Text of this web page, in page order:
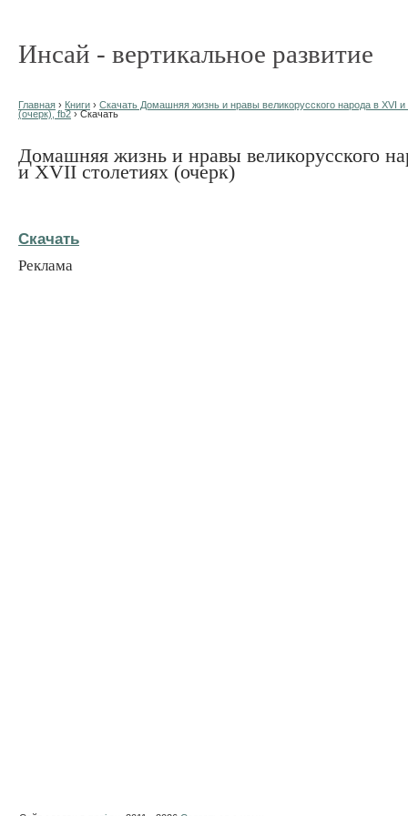
Инсай - вертикальное развитие
Главная › Книги › Скачать Домашняя жизнь и нравы великорусского народа в XVI и
(очерк), fb2› Скачать
Домашняя жизнь и нравы великорусского
и XVII столетиях (очерк)
Скачать
Реклама